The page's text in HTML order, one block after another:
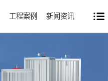
工程案例 新闻资讯